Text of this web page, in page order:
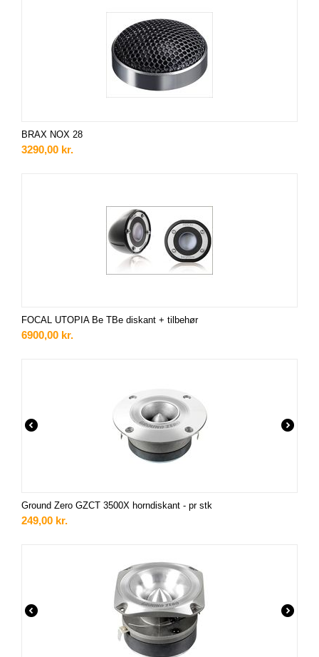
BRAX NOX 28
3290,00 kr.
FOCAL UTOPIA Be TBe diskant + tilbehør
6900,00 kr.
Ground Zero GZCT 3500X horndiskant - pr stk
249,00 kr.